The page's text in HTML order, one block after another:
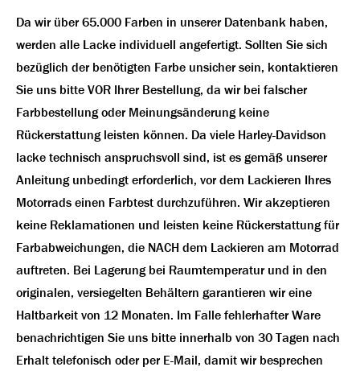
Da wir über 65.000 Farben in unserer Datenbank haben,
werden alle Lacke individuell angefertigt. Sollten Sie sich
bezüglich der benötigten Farbe unsicher sein, kontaktieren
Sie uns bitte VOR Ihrer Bestellung, da wir bei falscher
Farbbestellung oder Meinungsänderung keine
Rückerstattung leisten können. Da viele Harley-Davidson
lacke technisch anspruchsvoll sind, ist es gemäß unserer
Anleitung unbedingt erforderlich, vor dem Lackieren Ihres
Motorrads einen Farbtest durchzuführen. Wir akzeptieren
keine Reklamationen und leisten keine Rückerstattung für
Farbabweichungen, die NACH dem Lackieren am Motorrad
auftreten. Bei Lagerung bei Raumtemperatur und in den
originalen, versiegelten Behältern garantieren wir eine
Haltbarkeit von 12 Monaten. Im Falle fehlerhafter Ware
benachrichtigen Sie uns bitte innerhalb von 30 Tagen nach
Erhalt telefonisch oder per E-Mail, damit wir besprechen